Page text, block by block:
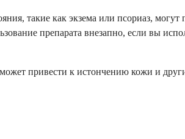
такие как экзема или псориаз, могут
препарата внезапно, если вы
может привести к истончению кожи и